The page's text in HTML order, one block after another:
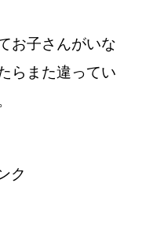
お子さんがいな
らまた違ってい
ク